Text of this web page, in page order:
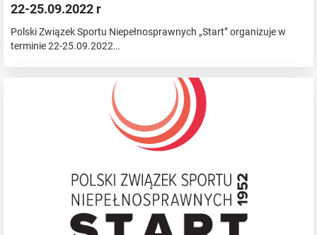
22-25.09.2022 r
Polski Związek Sportu Niepełnosprawnych „Start” organizuje w
terminie 22-25.09.2022…